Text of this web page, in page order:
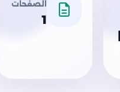
الصفحات
1